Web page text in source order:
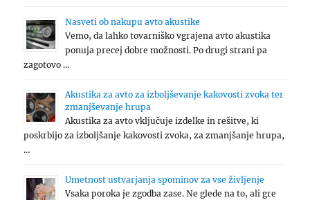
Nasveti ob nakupu avto akustike
Vemo, da lahko tovarniško vgrajena avto akustika
ponuja precej dobre možnosti. Po drugi strani pa
zagotovo …
Akustika za avto za izboljševanje kakovosti zvoka ter
zmanjševanje hrupa
Akustika za avto vključuje izdelke in rešitve, ki
poskrbijo za izboljšanje kakovosti zvoka, za zmanjšanje hrupa,
…
Umetnost ustvarjanja spominov za vse življenje
Vsaka poroka je zgodba zase. Ne glede na to, ali gre